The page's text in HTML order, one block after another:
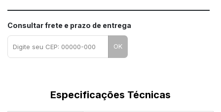
Consultar frete e prazo de entrega
OK
Especificações Técnicas